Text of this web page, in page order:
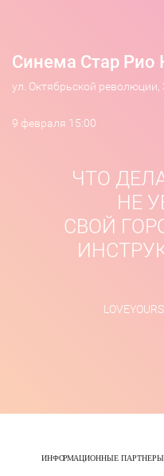
Синема Стар Рио
ул. Октябрьской революции,
9 февраля 15:00
ЧТО
НЕ
СВОЙ